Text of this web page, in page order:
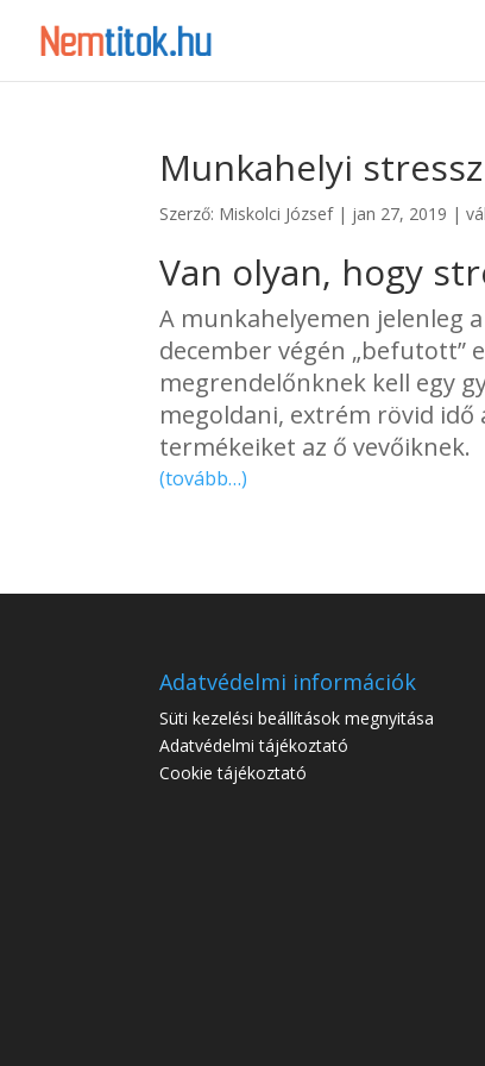
Munkahelyi
Szerző: Miskolci József| jan 27, 2019 |
Van olyan, hogy
A munkahelyemen jelenleg
december végén „befutott”
megrendelőnknek kell egy
megoldani, extrém rövid
termékeiket az ő vevőiknek.
(tovább…)
Adatvédelmi információk
Süti kezelési beállítások megnyitása
Adatvédelmi tájékoztató
Cookie tájékoztató